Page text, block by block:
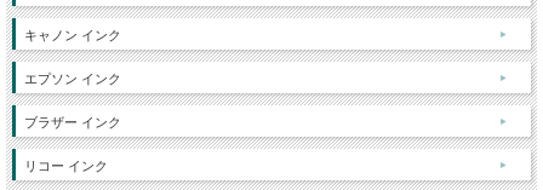
キャノン インク
エプソン インク
ブラザー インク
リコー インク